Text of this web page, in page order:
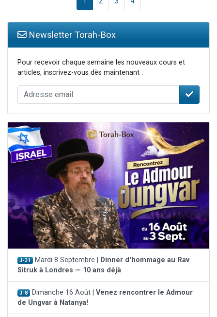
Newsletter Torah-Box
Pour recevoir chaque semaine les nouveaux cours et
articles, inscrivez-vous dès maintenant :
J-31 Mardi 8 Septembre |
Dinner d'hommage au Rav
Sitruk à Londres — 10 ans déjà
J-8 Dimanche 16 Août | Venez rencontrer le Admour
de Ungvar à Natanya!